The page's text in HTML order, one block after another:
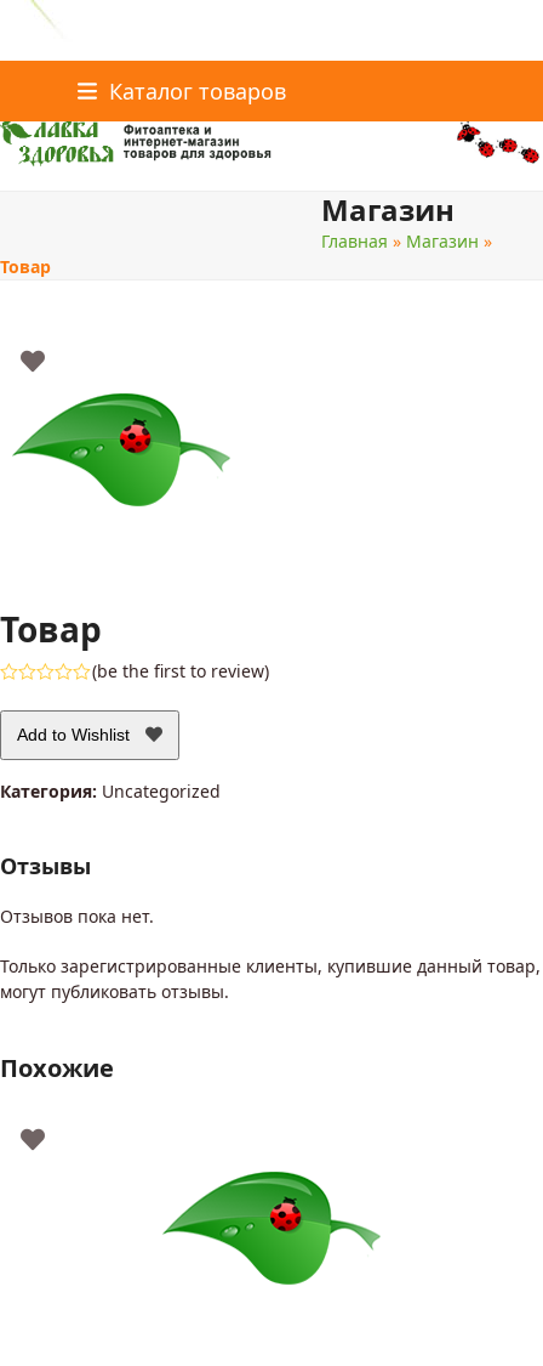
content
Каталог товаров
Доставка и оплата
Скидки
Магазин
Главная » Магазин »
Товар
Товар
0
(be the first to review)
Add to Wishlist
Категория: Uncategorized
Отзывы
Отзывов пока нет.
Только зарегистрированные клиенты, купившие данный товар,
могут публиковать отзывы.
Похожие